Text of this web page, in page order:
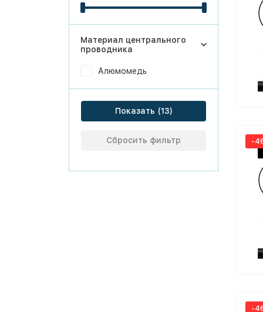
-
-
Материал центрального
проводника
Алюмомедь
Показать
Сбросить фильтр